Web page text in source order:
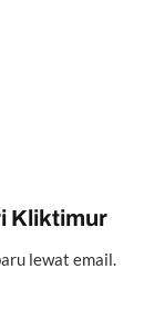
Kliktimur
lewat email.